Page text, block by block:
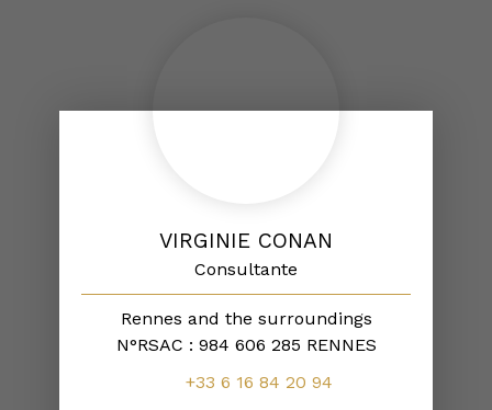
VIRGINIE CONAN
Consultante
Rennes and the surroundings
N°RSAC : 984 606 285 RENNES
+33 6 16 84 20 94